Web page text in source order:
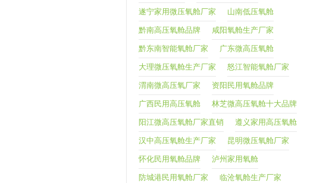
遂宁家用微压氧舱厂家 山南低压氧舱
黔南高压氧舱品牌 咸阳氧舱生产厂家
黔东南智能氧舱厂家 广东微高压氧舱
大理微压氧舱生产厂家 怒江智能氧舱厂家
渭南微高压氧厂家 资阳民用氧舱品牌
广西民用高压氧舱 林芝微高压氧舱十大品牌
阳江微高压氧舱厂家直销 遵义家用高压氧舱
汉中高压氧舱生产厂家 昆明微压氧舱厂家
怀化民用氧舱品牌 泸州家用氧舱
防城港民用氧舱厂家 临沧氧舱生产厂家